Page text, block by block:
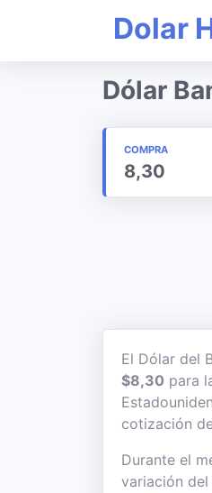
Dolar
Dólar
COMPRA
8,30
El Dólar del
$8,30 para
cotización
Durante el
variación del